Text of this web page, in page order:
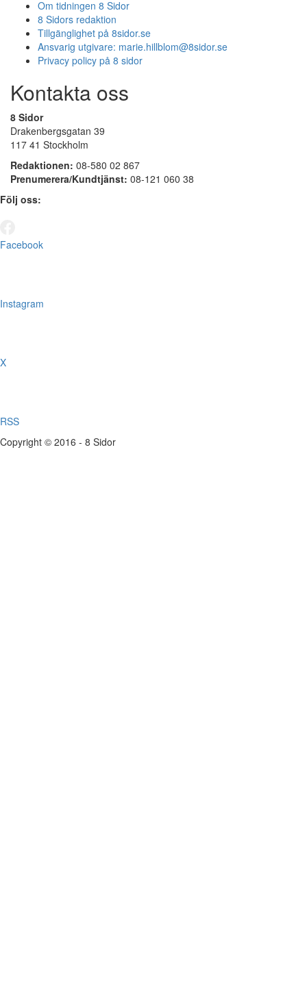
Om tidningen 8 Sidor
8 Sidors redaktion
Tillgänglighet på 8sidor.se
Ansvarig utgivare: marie.hillblom@8sidor.se
Privacy policy på 8 sidor
Kontakta oss
8 Sidor
Drakenbergsgatan 39
117 41 Stockholm
Redaktionen: 08-580 02 867
Prenumerera/Kundtjänst: 08-121 060 38
Följ oss:
Facebook
Instagram
X
RSS
Copyright © 2016 - 8 Sidor